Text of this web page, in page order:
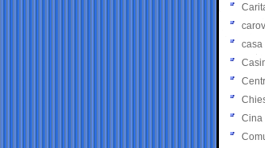
casa
Cina